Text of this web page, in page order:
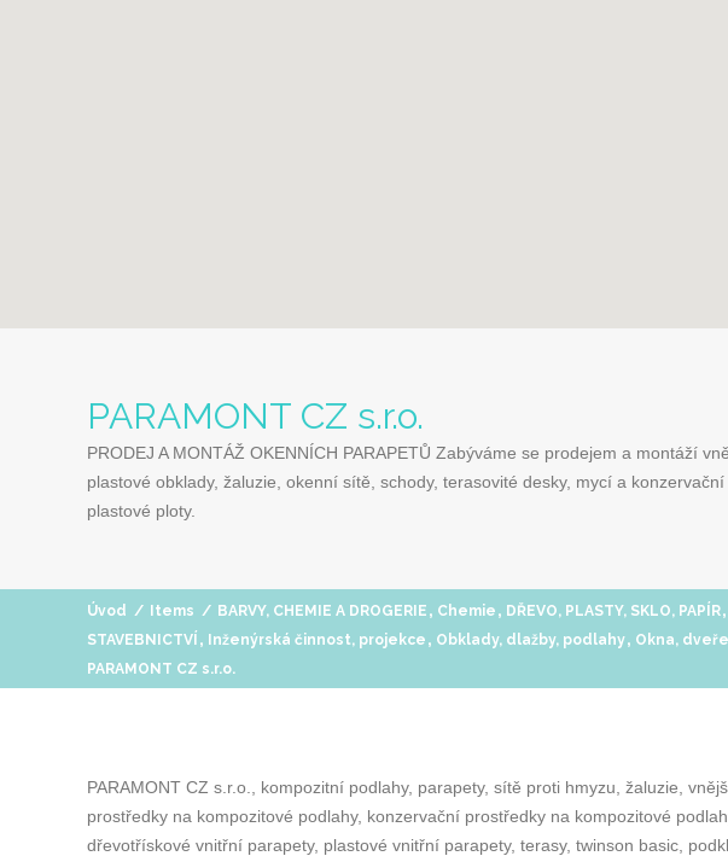
PARAMONT CZ s.r.o.
PRODEJ A MONTÁŽ OKENNÍCH PARAPETŮ Zabýváme se prodejem a montáží
plastové obklady, žaluzie, okenní sítě, schody, terasovité desky, mycí a
plastové ploty.
Úvod / Items / BARVY, CHEMIE A DROGERIE , Chemie , DŘEVO, PLASTY, SKLO, PAPÍR,
STAVEBNICTVÍ , Inženýrská činnost, projekce , Obklady, dlažby, podlahy, Okna,
PARAMONT CZ s.r.o.
PARAMONT CZ s.r.o., kompozitní podlahy, parapety, sítě proti hmyzu, žaluzie,
prostředky na kompozitové podlahy, konzervační prostředky na kompozitové
dřevotřískové vnitřní parapety, plastové vnitřní parapety, terasy, twinson basic,